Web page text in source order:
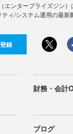
エンタープライズジン
ィ/システム運用の最
録
財務・会計
ブログ